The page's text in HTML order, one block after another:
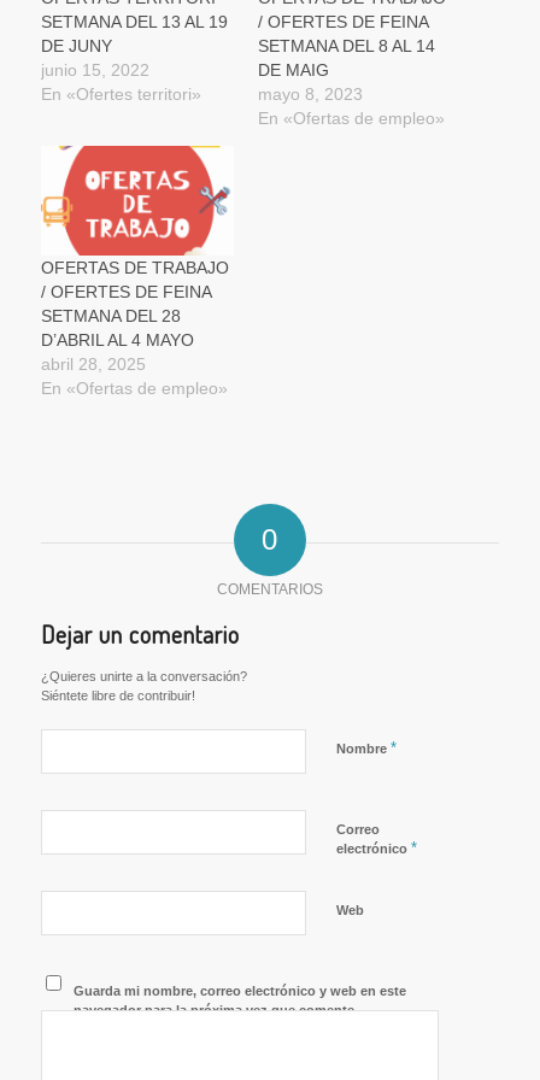
ventana
nueva)
SETMANA DEL 13 AL 19
DE JUNY
junio 15, 2022
En «Ofertes territori»
/ OFERTES DE FEINA
SETMANA DEL 8 AL 14
DE MAIG
mayo 8, 2023
En «Ofertas de empleo»
OFERTAS DE TRABAJO
/ OFERTES DE FEINA
SETMANA DEL 28
D’ABRIL AL 4 MAYO
abril 28, 2025
En «Ofertas de empleo»
0
COMENTARIOS
Dejar un comentario
¿Quieres unirte a la conversación?
Siéntete libre de contribuir!
Nombre *
Correo
electrónico *
Web
Guarda mi nombre, correo electrónico y web en este
navegador para la próxima vez que comente.